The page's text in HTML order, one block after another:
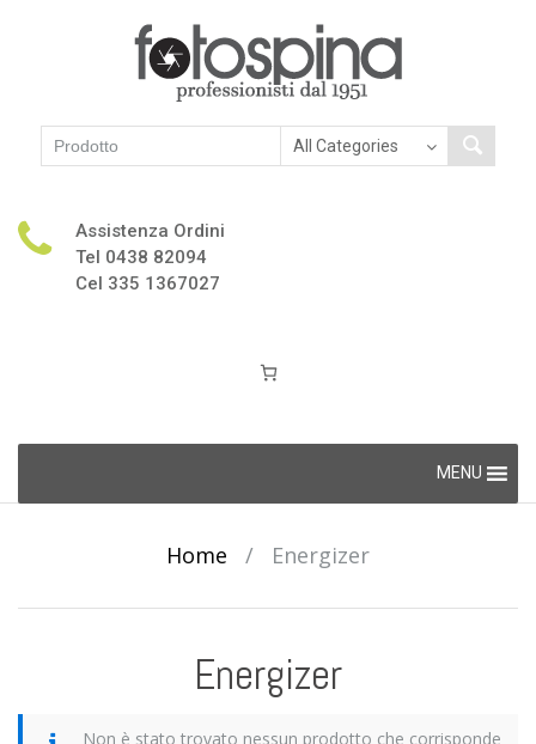
Assistenza Ordini
Tel 0438 82094
Cel 335 1367027
content
MENU
Home / Energizer
Energizer
Non è stato trovato nessun prodotto che corrisponde